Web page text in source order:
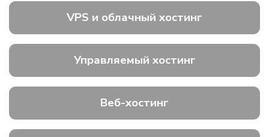
VPS и облачный хостинг
Управляемый хостинг
Веб-хостинг